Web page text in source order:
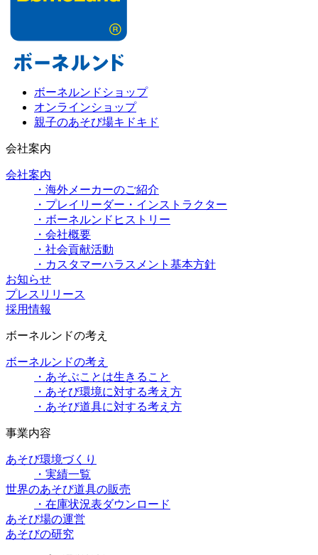
ボーネルンドショップ
オンラインショップ
親子のあそび場キドキド
会社案内
会社案内
・海外メーカーのご紹介
・プレイリーダー・インストラクター
・ボーネルンドヒストリー
・会社概要
・社会貢献活動
・カスタマーハラスメント基本方針
お知らせ
プレスリリース
採用情報
ボーネルンドの考え
ボーネルンドの考え
・あそぶことは生きること
・あそび環境に対する考え方
・あそび道具に対する考え方
事業内容
あそび環境づくり
・実績一覧
世界のあそび道具の販売
・在庫状況表ダウンロード
あそび場の運営
あそびの研究